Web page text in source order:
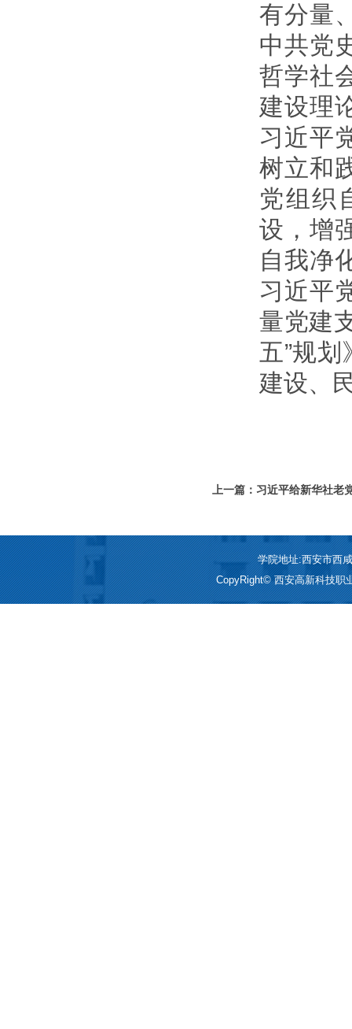
有分量
中共党
哲学社
建设理
习近平
树立和
党组织
设，增
自我净
习近平
量党建
五”规
建设、
上一篇：习近平给新华社老
学院地址:西安市西
CopyRight© 西安高新科技职